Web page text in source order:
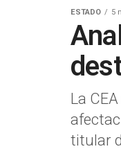
ESTADO 5
La
titular